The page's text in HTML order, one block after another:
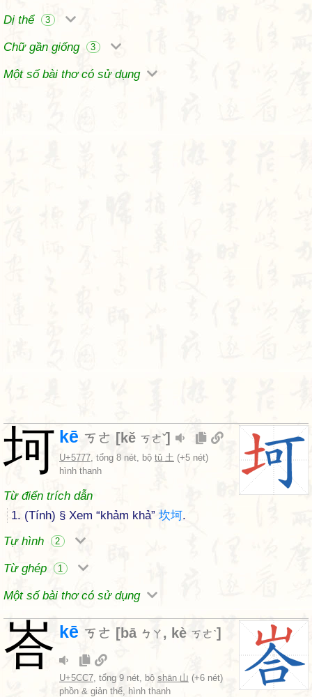
Dị thể 3
Chữ gần giống 3
Một số bài thơ có sử dụng
坷 kē ㄎㄜ [kě ㄎㄜˇ]
U+5777, tổng 8 nét, bộ tǔ 土 (+5 nét)
hình thanh
Từ điển trích dẫn
1. (Tính) § Xem “khảm khả” 坎坷.
Tự hình
2
Từ ghép 1
Một số bài thơ có sử dụng
峇 kē ㄎㄜ [bā ㄅㄚ , kè ㄎㄜˋ]
U+5CC7, tổng 9 nét, bộ shān 山 (+6 nét)
phồn & giản thể, hình thanh